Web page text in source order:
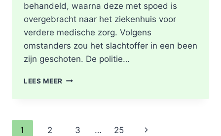
behandeld, waarna deze met spoed is
overgebracht naar het ziekenhuis voor
verdere medische zorg. Volgens
omstanders zou het slachtoffer in een been
zijn geschoten. De politie…
LEES MEER SCHOTEN
GEWONDE
Paginanavigatie
1 2 3 … 25
Volgende